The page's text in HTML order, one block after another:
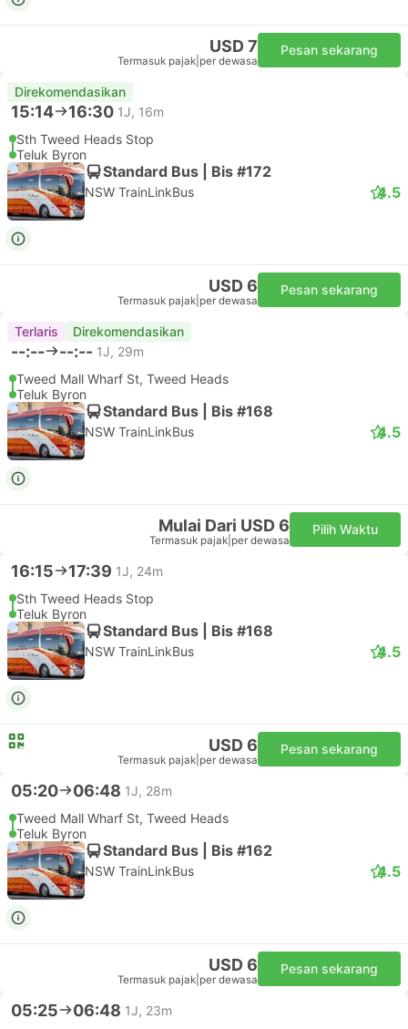
USD 7
Termasuk pajak per dewasa
Pesan sekarang
Direkomendasikan
15:14 16:30 1J, 16m
Sth Tweed Heads Stop
Teluk Byron
Standard Bus | Bis #172
NSW TrainLinkBus 4.5
USD 6
Termasuk pajak per dewasa
Pesan sekarang
Terlaris Direkomendasikan
--:-- --:-- 1J, 29m
Tweed Mall Wharf St, Tweed Heads
Teluk Byron
Standard Bus | Bis #168
NSW TrainLinkBus 4.5
Mulai Dari USD 6
Termasuk pajak per dewasa
Pilih Waktu
16:15 17:39 1J, 24m
Sth Tweed Heads Stop
Teluk Byron
Standard Bus | Bis #168
NSW TrainLinkBus 4.5
USD 6
Termasuk pajak per dewasa
Pesan sekarang
05:20 06:48 1J, 28m
Tweed Mall Wharf St, Tweed Heads
Teluk Byron
Standard Bus | Bis #162
NSW TrainLinkBus 4.5
USD 6
Termasuk pajak per dewasa
Pesan sekarang
05:25 06:48 1J, 23m